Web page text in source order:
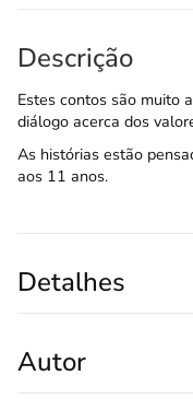
Descrição
Estes contos são muito
diálogo acerca dos
As histórias estão
aos 11 anos.
Detalhes
Autor